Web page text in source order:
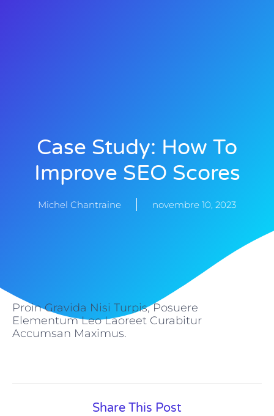
Case Study: How To
Improve SEO Scores
Michel Chantraine novembre 10, 2023
Proin Gravida Nisi Turpis, Posuere
Elementum Leo Laoreet Curabitur
Accumsan Maximus.
Share This Post